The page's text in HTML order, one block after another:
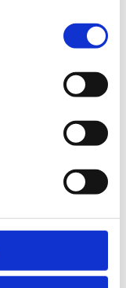
om je
te
jaar
gevorderde